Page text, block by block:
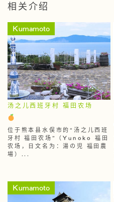
相关介绍
Kumamoto
汤之儿西班牙村 福田农场
位于熊本县水俣市的“汤之儿西班
牙村 福田农场”（Yunoko 福田
农场，日文名为：湯の児 福田農
場）...
Kumamoto